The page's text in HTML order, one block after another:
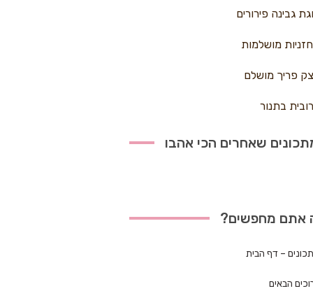
גבינה פירורים
מושלמות
פריך מושלם
בתנור
שאחרים הכי אהבו
אתם מחפשים?
– דף הבית
הבאים